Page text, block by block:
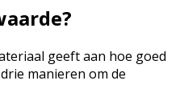
geeft aan hoe goed
manieren om de